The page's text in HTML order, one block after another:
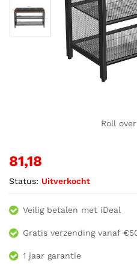
Roll
81,18
Status: Uitverkocht
Veilig betalen met iDeal
Gratis verzending vanaf
1 jaar garantie